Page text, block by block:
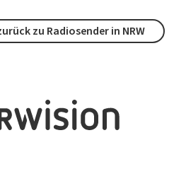
zu Radiosender in NRW